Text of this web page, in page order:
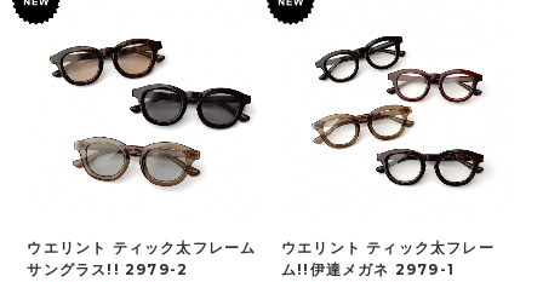
ウエリント ティック太フレーム
サングラス!! 2979-2
ウエリント ティック太フレー
ム!!伊達メガネ 2979-1